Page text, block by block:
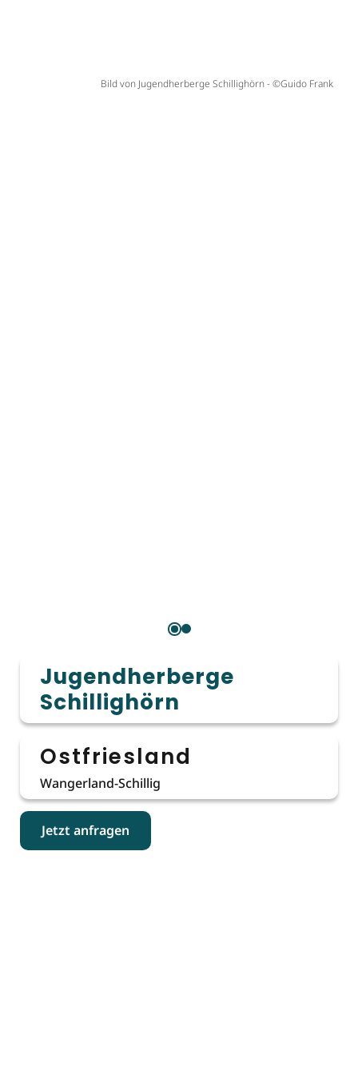
Jugendherberge
Schillighörn
Ostfriesland
Wangerland-Schillig
Jetzt anfragen
Bild von Jugendherberge Schillighörn - ©Guido Frank